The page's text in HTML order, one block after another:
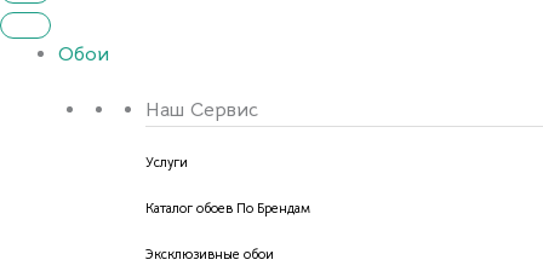
Обои
Наш Сервис
Услуги
Каталог обоев По Брендам
Эксклюзивные обои